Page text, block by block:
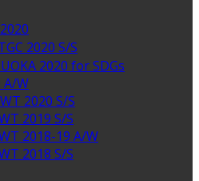
2020 S/S
2020 for SDGs
A/W
2020 S/S
2019 S/S
2018-19 A/W
2018 S/S